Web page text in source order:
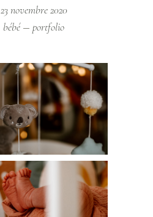
23 novembre 2020
bébé portfolio